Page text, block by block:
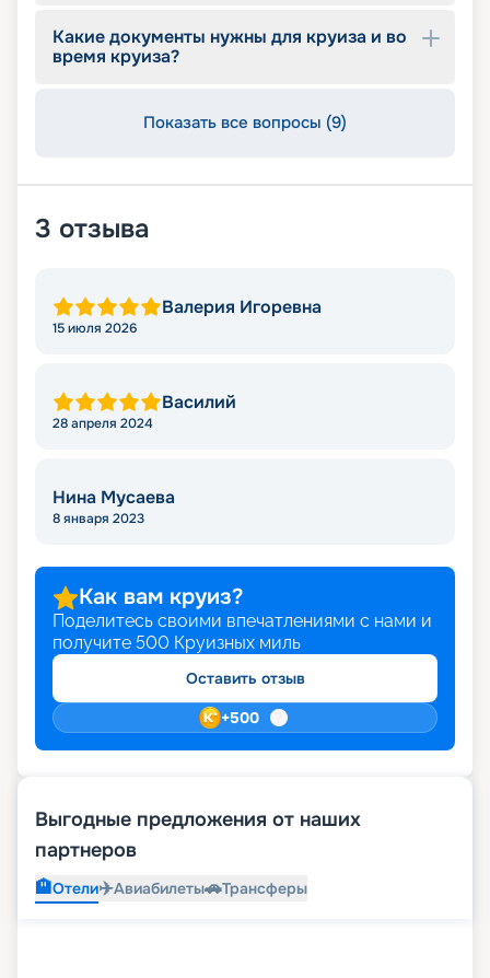
Какие документы нужны для круиза и во
время круиза?
Показать все вопросы (9)
3 отзыва
Валерия Игоревна
15 июля 2026
Василий
28 апреля 2024
Нина Мусаева
8 января 2023
Как вам круиз?
Поделитесь своими впечатлениями с нами и
получите 500 Круизных миль
Оставить отзыв
+500
Выгодные предложения от наших
партнеров
🏨Отели✈️Авиабилеты🚗Трансферы